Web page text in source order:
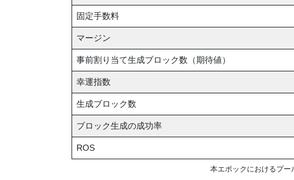
固定手数料
マージン
事前割り当て生成ブロック数（期待値）
幸運指数
生成ブロック数
ブロック生成の成功率
ROS
本エポックにおけるプー